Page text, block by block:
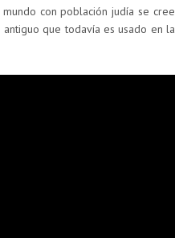
con población judía se cree
que todavía es usado en la